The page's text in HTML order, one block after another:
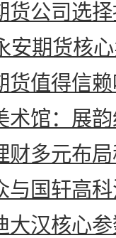
货公司选
安期货核
货值得信
术馆：展
财多元布
与国轩高
大汉核心